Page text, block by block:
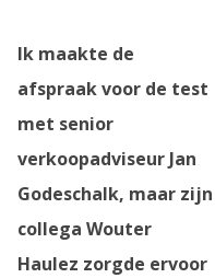
Ik maakte de
afspraak voor de test
met senior
verkoopadviseur Jan
Godeschalk, maar zijn
collega Wouter
Haulez zorgde ervoor